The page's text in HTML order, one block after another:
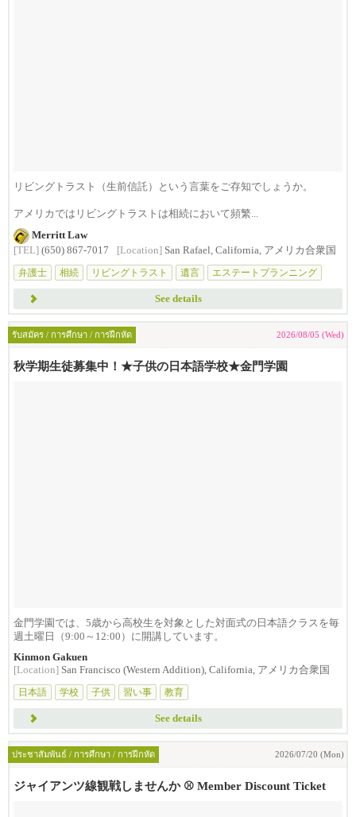
リビングトラスト（生前信託）という言葉をご存知でしょうか。
アメリカではリビングトラストは相続において頻繁...
Merritt Law
[TEL] (650) 867-7017 [Location] San Rafael, California, アメリカ合衆国
弁護士
相続 リビングトラスト 遺言 エステートプランニング
See details
รับสมัคร / การศึกษา / การฝึกหัด 2026/08/05 (Wed)
秋学期生徒募集中！★子供の日本語学校★金門学園
金門学園では、5歳から高校生を対象とした対面式の日本語クラスを毎
週土曜日（9:00～12:00）に開講しています。
Kinmon Gakuen
[Location] San Francisco (Western Addition), California, アメリカ合衆国
日本語
学校 子供 習い事 教育
See details
ประชาสัมพันธ์ / การศึกษา / การฝึกหัด 2026/07/20 (Mon)
ジャイアンツ線観戦しませんか ⚾️ Member Discount Ticket